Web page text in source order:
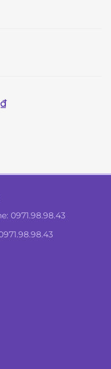
₫Giá
0971.98.98.43